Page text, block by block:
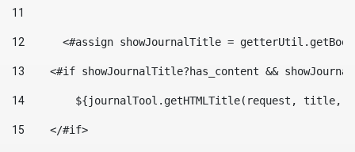
11
12
<#assign showJournalTitle =
13
<#if showJournalTitle?has_content &&
14
${journalTool.getHTMLTitle(request,
15
    </#if>